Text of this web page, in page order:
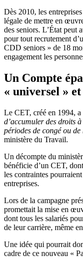
Dès 2010, les
légale de mettre en
des seniors. L’État peut
pour tout recrutement
CDD seniors » de 18
engagement les
Un Compte
« universel »
Le CET, créé en 1994,
d’accumuler des droits
périodes de congé ou de
ministère du Travail.
Un décompte du
bénéficie d’un CET,
les contraintes
entreprises.
Lors de la campagne
promettait la mise en
dont tous les salariés
de leur carrière, même
Une idée qui pourrait
cadre de ce nouveau «